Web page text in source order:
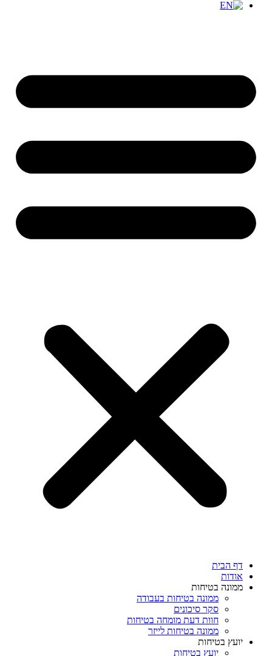
דף הבית
אודות
ממונה בטיחות
ממונה בטיחות בעבודה
סקר סיכונים
חוות דעת מומחה בטיחות
ממונה בטיחות לייזר
יועץ בטיחות
יועץ בטיחות